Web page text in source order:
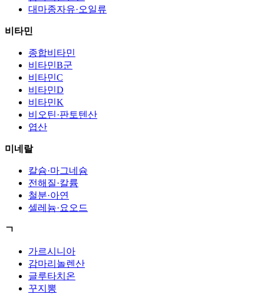
대마종자유·오일류
비타민
종합비타민
비타민B군
비타민C
비타민D
비타민K
비오틴·판토텐산
엽산
미네랄
칼슘·마그네슘
전해질·칼륨
철분·아연
셀레늄·요오드
ㄱ
가르시니아
감마리놀렌산
글루타치온
꾸지뽕